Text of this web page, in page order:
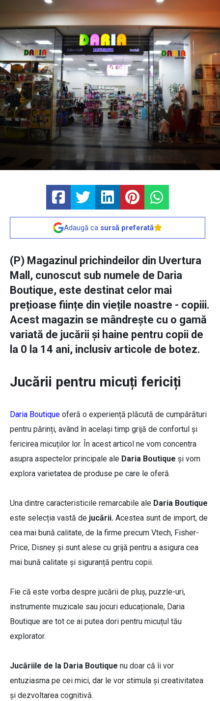
Adaugă ca sursă preferată
(P) Magazinul prichindeilor din Uvertura
Mall, cunoscut sub numele de Daria
Boutique, este destinat celor mai
prețioase ființe din viețile noastre - copiii.
Acest magazin se mândrește cu o gamă
variată de jucării și haine pentru copii de
la 0 la 14 ani, inclusiv articole de botez.
Jucării pentru micuți fericiți
Daria Boutique oferă o experiență plăcută de cumpărături
pentru părinți, având în același timp grijă de confortul și
fericirea micuților lor. În acest articol ne vom concentra
asupra aspectelor principale ale Daria Boutique și vom
explora varietatea de produse pe care le oferă.
Una dintre caracteristicile remarcabile ale Daria Boutique
este selecția vastă de jucării. Acestea sunt de import, de
cea mai bună calitate, de la firme precum Vtech, Fisher-
Price, Disney și sunt alese cu grijă pentru a asigura cea
mai bună calitate și siguranță pentru copii.
Fie că este vorba despre jucării de pluș, puzzle-uri,
instrumente muzicale sau jocuri educaționale, Daria
Boutique are tot ce ai putea dori pentru micuțul tău
explorator.
Jucăriile de la Daria Boutique nu doar că îi vor
entuziasma pe cei mici, dar le vor stimula și creativitatea
și dezvoltarea cognitivă.